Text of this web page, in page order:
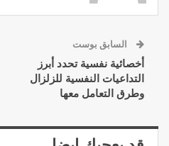
السابق بوست
أخصائية نفسية تحدد أبرز
التداعيات النفسية للزلزال
وطرق التعامل معها